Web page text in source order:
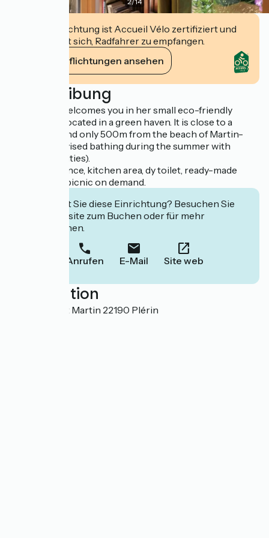
Diese Einrichtung ist Accueil Vélo zertifiziert und
verpflichtet sich, Radfahrer zu empfangen.
Ihre Verpflichtungen ansehen
Beschreibung
Marie-José welcomes you in her small eco-friendly
guesthouse located in a green haven. It is close to a
hiking path and only 500m from the beach of Martin-
plage (supervised bathing during the summer with
nautical activities).
Private entrance, kitchen area, dy toilet, ready-made
lunchbox or picnic on demand.
Interessiert Sie diese Einrichtung? Besuchen Sie
deren Website zum Buchen oder für mehr
Informationen.
Anrufen E-Mail Site web
Localisation
6 Rue de Port Martin 22190 Plérin